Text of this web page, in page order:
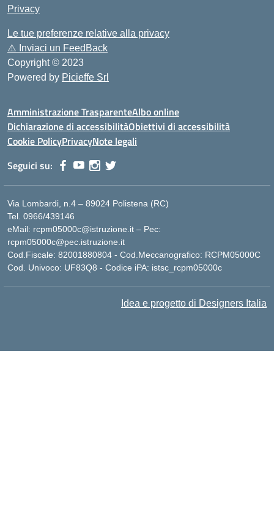
Privacy
Le tue preferenze relative alla privacy
⚠️ Inviaci un FeedBack
Copyright © 2023
Powered by Picieffe Srl
Amministrazione TrasparenteAlbo online
Dichiarazione di accessibilitàObiettivi di accessibilità
Cookie PolicyPrivacyNote legali
Seguici su:
Via Lombardi, n.4 – 89024 Polistena (RC)
Tel. 0966/439146
eMail: rcpm05000c@istruzione.it – Pec:
rcpm05000c@pec.istruzione.it
Cod.Fiscale: 82001880804 - Cod.Meccanografico: RCPM05000C
Cod. Univoco: UF83Q8 - Codice iPA: istsc_rcpm05000c
Idea e progetto di Designers Italia